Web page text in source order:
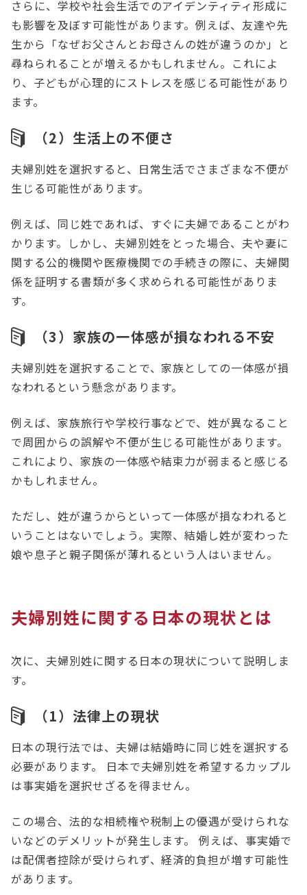
さらに、学校や社会生活でのアイデンティティ形成に
も影響を及ぼす可能性があります。例えば、友達や先
生から「なぜお父さんとお母さんの姓が違うのか」と
尋ねられることが増えるかもしれません。これによ
り、子どもが心理的にストレスを感じる可能性があり
ます。
（2）生活上の不便さ
夫婦別姓を選択すると、日常生活でさまざまな不便が
生じる可能性があります。
例えば、同じ姓であれば、すぐに夫婦であることがわ
かります。しかし、夫婦別姓をとった場合、夫や妻に
関する公的機関や医療機関での手続きの際に、夫婦関
係を証明する書類が多く求められる可能性がありま
す。
（3）家族の一体感が損なわれる不安
夫婦別姓を選択することで、家族としての一体感が損
なわれるという懸念があります。
例えば、家族旅行や学校行事などで、姓が異なること
で周囲からの誤解や不便が生じる可能性があります。
これにより、家族の一体感や結束力が弱まると感じる
かもしれません。
ただし、姓が違うからといって一体感が損なわれると
いうことはないでしょう。実際、結婚し姓が変わった
娘や息子と親子関係が薄れるという人はいません。
夫婦別姓に関する日本の現状とは
次に、夫婦別姓に関する日本の現状について説明しま
す。
（1） 法律上の現状
日本の現行法では、夫婦は結婚時に同じ姓を選択する
必要があります。 日本で夫婦別姓を希望するカップル
は事実婚を選択せざるを得ません。
この場合、法的な相続権や税制上の優遇が受けられな
いなどのデメリットが発生します。 例えば、事実婚で
は配偶者控除が受けられず、経済的負担が増す可能性
があります。